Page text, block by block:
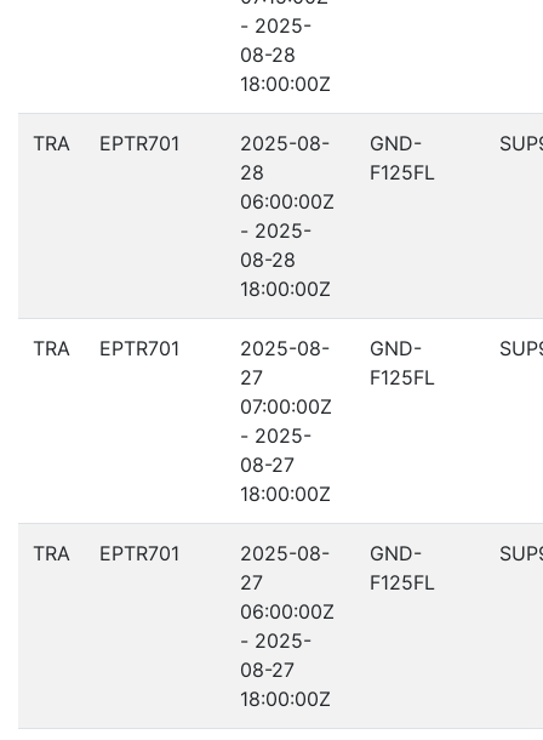
- 2025-
08-28
18:00:00Z
TRA EPTR701
2025-08-
28
06:00:00Z
- 2025-
08-28
18:00:00Z
GND-
F125FL
TRA EPTR701
2025-08-
27
07:00:00Z
- 2025-
08-27
18:00:00Z
GND-
F125FL
TRA EPTR701
2025-08-
27
06:00:00Z
- 2025-
08-27
18:00:00Z
GND-
F125FL